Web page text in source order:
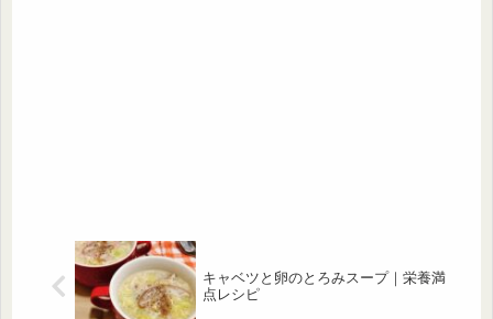
キャベツと卵のとろみスープ｜栄養満
点レシピ